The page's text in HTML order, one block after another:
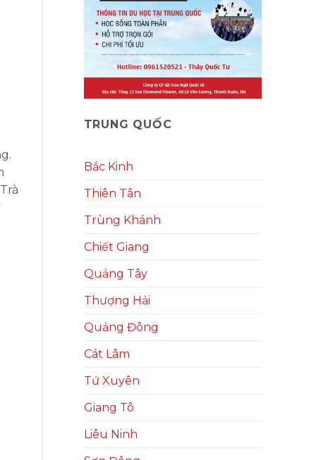
TRUNG QUỐC
Bắc Kinh
Thiên Tân
Trùng Khánh
Chiết Giang
Quảng Tây
Thượng Hải
Quảng Đông
Cát Lâm
Tứ Xuyên
Giang Tô
Liêu Ninh